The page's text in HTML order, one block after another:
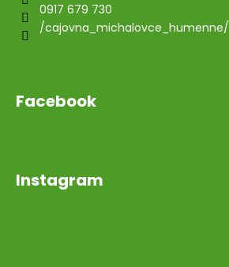
0917 679 730
/cajovna_michalovce_humenne/
Facebook
Instagram